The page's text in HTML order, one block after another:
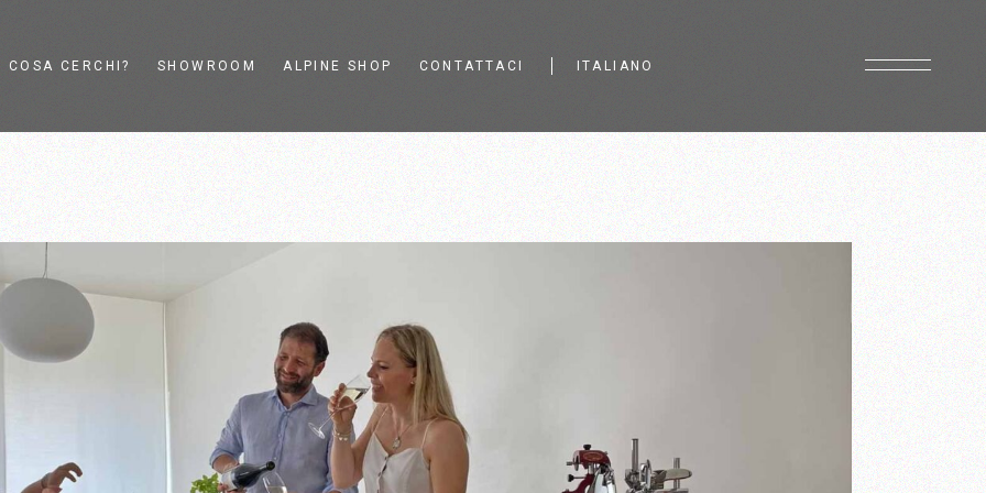
COSA CERCHI?
Affettatrici elettriche
Affettatrici a volano
Affettatrici d’epoca
Berkel
Utensili da cucina e
SHOWROOM
L’azienda
Showroom
ALPINE SHOP CONTATTACI ITALIANO
Français
English